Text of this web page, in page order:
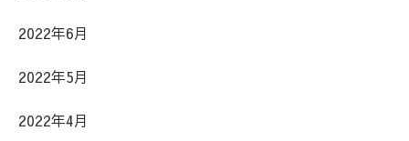
2022年6月
2022年5月
2022年4月